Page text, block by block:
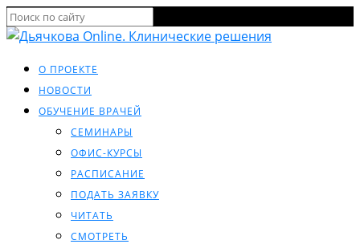
О ПРОЕКТЕ
НОВОСТИ
ОБУЧЕНИЕ ВРАЧЕЙ
СЕМИНАРЫ
ОФИС-КУРСЫ
РАСПИСАНИЕ
ПОДАТЬ ЗАЯВКУ
ЧИТАТЬ
СМОТРЕТЬ